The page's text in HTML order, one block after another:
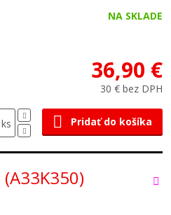
NA SKLADE
36,90 €
30 € bez DPH
ks Pridať do košíka
(A33K350)